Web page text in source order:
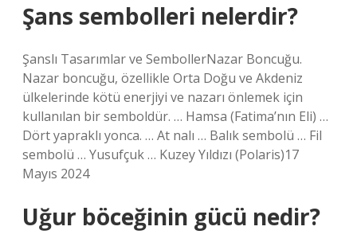
Şans sembolleri nelerdir?
Şanslı Tasarımlar ve SembollerNazar Boncuğu.
Nazar boncuğu, özellikle Orta Doğu ve Akdeniz
ülkelerinde kötü enerjiyi ve nazarı önlemek için
kullanılan bir semboldür. … Hamsa (Fatima’nın Eli) …
Dört yapraklı yonca. … At nalı … Balık sembolü … Fil
sembolü … Yusufçuk … Kuzey Yıldızı (Polaris)17
Mayıs 2024
Uğur böceğinin gücü nedir?